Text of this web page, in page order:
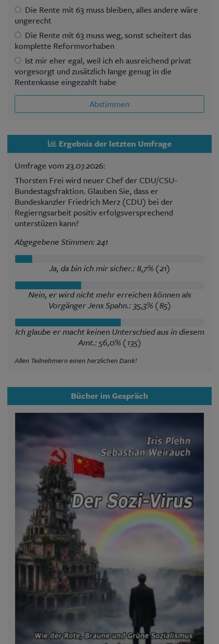
Die Rente mit 63 muss bleiben, alles andere wäre
ungerecht
Die Rente mit 63 muss weg, sonst scheitert das
komplette Reformvorhaben
Ist mir eher egal, weil ich eh ausreichend privat
vorgesorgt und zusätzlich lange genug in die
Rentenkasse eingezahlt habe
Abstimmen
Ergebnis der letzten Umfrage
Umfrage vom 23.07.2026:
Thorsten Frei wird neuer Chef der CDU/CSU-
Bundestagsfraktion. Glauben Sie, dass er
Bundeskanzler Friedrich Merz (CDU) bei der
Regierngsarbeit positiv erfolgsversprechend
unterstüzen kann?
Abgegebene Stimmen: 241
Ja, da bin ich mir sicher.: 8,7% (21)
Nein, er wird nicht mehr erreichen können als
Vorgänger Jens Spahn.: 35,3% (85)
Ich glaube er macht keinen Unterschied aus in diesem
Amt.: 56,0% (135)
Allen Teilnehmern einen herzlichen Dank!
Bücher im Gespräch